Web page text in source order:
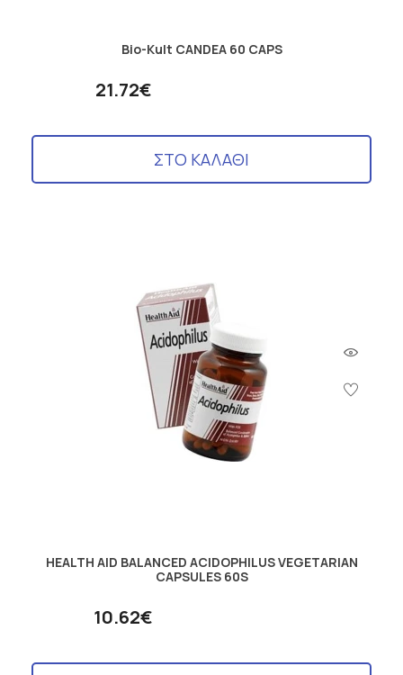
Bio-Kult CANDEA 60 CAPS
21.72€
ΣΤΟ ΚΑΛΑΘΙ
HEALTH AID BALANCED ACIDOPHILUS VEGETARIAN
CAPSULES 60S
10.62€